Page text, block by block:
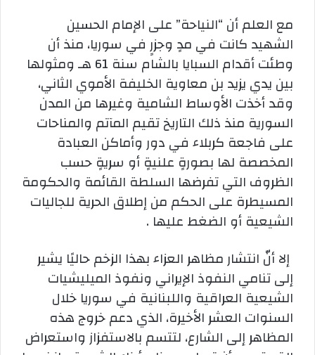
مع العلم أن “النياحة” على الإمام الحسين
الشهيد كانت في مدٍ وجزرٍ في سوريا، منذ أن
وطئت أقدام السبايا بالشام سنة 61 هـ ومثولها
بين يدي يزيد بن معاوية الخليفة الأموي الثاني،
وقد أخذت الأوساط الشامية وغيرها من المدن
السورية منذ ذلك التاريخ تقيم المآتم والمناحات
على فاجعة كربلاء في دور وأماكن العبادة
المخصصة لها بصورةٍ علنيةٍ أو سريةٍ حسب
الظروف التي تفرضها السلطة القائمة والحكومة
المسيطرة على الحكم من إطلاق الحرية للجاليات
الشيعية أو الضغط عليها .
إلا أنّ انتشار مظاهر العزاء بهذا الزخم حاليًا يشير
إلى تنامي النفوذ الإيراني ونفوذ الميليشيات
الشيعية العراقية واللبنانية في سوريا خلال
السنوات العشر الأخيرة، الذي دعم خروج هذه
المظاهر إلى الشارع، لتتسم بالاستفزاز واستعراض